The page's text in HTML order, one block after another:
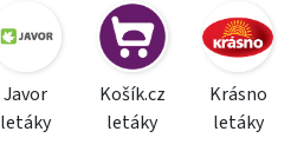
Javor
letáky
Košík.cz
letáky
Krásno
letáky